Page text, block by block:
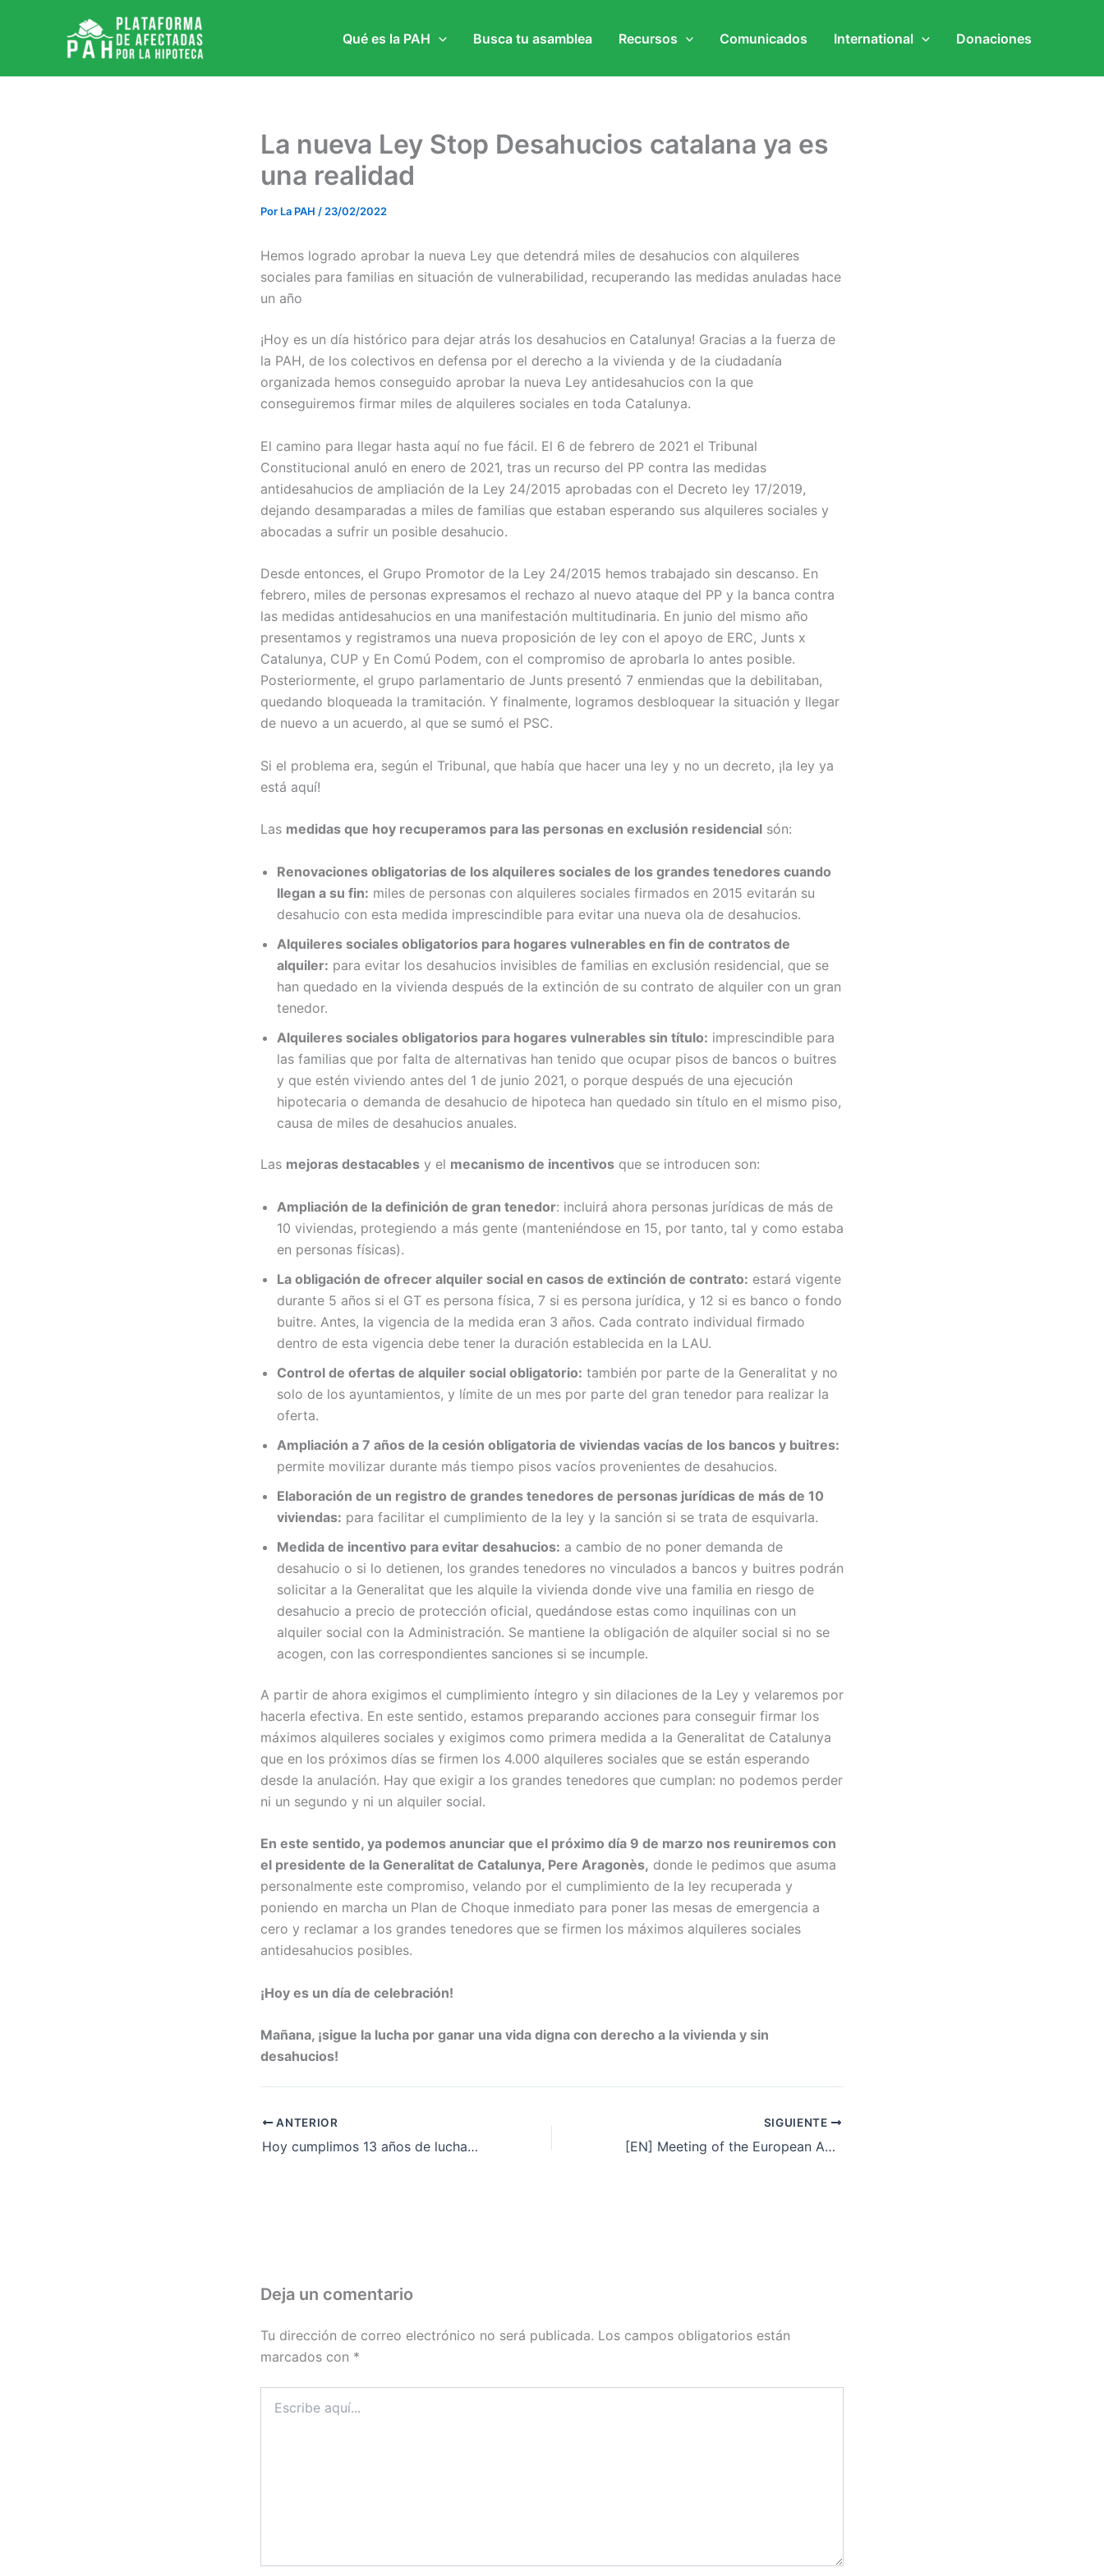
Qué es la PAH Busca tu asamblea Recursos Comunicados International Donaciones
La nueva Ley Stop Desahucios catalana ya es
una realidad
Por La PAH / 23/02/2022
Hemos logrado aprobar la nueva Ley que detendrá miles de desahucios con alquileres
sociales para familias en situación de vulnerabilidad, recuperando las medidas anuladas hace
un año
¡Hoy es un día histórico para dejar atrás los desahucios en Catalunya! Gracias a la fuerza de
la PAH, de los colectivos en defensa por el derecho a la vivienda y de la ciudadanía
organizada hemos conseguido aprobar la nueva Ley antidesahucios con la que
conseguiremos firmar miles de alquileres sociales en toda Catalunya.
El camino para llegar hasta aquí no fue fácil. El 6 de febrero de 2021 el Tribunal
Constitucional anuló en enero de 2021, tras un recurso del PP contra las medidas
antidesahucios de ampliación de la Ley 24/2015 aprobadas con el Decreto ley 17/2019,
dejando desamparadas a miles de familias que estaban esperando sus alquileres sociales y
abocadas a sufrir un posible desahucio.
Desde entonces, el Grupo Promotor de la Ley 24/2015 hemos trabajado sin descanso. En
febrero, miles de personas expresamos el rechazo al nuevo ataque del PP y la banca contra
las medidas antidesahucios en una manifestación multitudinaria. En junio del mismo año
presentamos y registramos una nueva proposición de ley con el apoyo de ERC, Junts x
Catalunya, CUP y En Comú Podem, con el compromiso de aprobarla lo antes posible.
Posteriormente, el grupo parlamentario de Junts presentó 7 enmiendas que la debilitaban,
quedando bloqueada la tramitación. Y finalmente, logramos desbloquear la situación y llegar
de nuevo a un acuerdo, al que se sumó el PSC.
Si el problema era, según el Tribunal, que había que hacer una ley y no un decreto, ¡la ley ya
está aquí!
Las medidas que hoy recuperamos para las personas en exclusión residencial són:
Renovaciones obligatorias de los alquileres sociales de los grandes tenedores cuando
llegan a su fin: miles de personas con alquileres sociales firmados en 2015 evitarán su
desahucio con esta medida imprescindible para evitar una nueva ola de desahucios.
Alquileres sociales obligatorios para hogares vulnerables en fin de contratos de
alquiler: para evitar los desahucios invisibles de familias en exclusión residencial, que se
han quedado en la vivienda después de la extinción de su contrato de alquiler con un gran
tenedor.
Alquileres sociales obligatorios para hogares vulnerables sin título: imprescindible para
las familias que por falta de alternativas han tenido que ocupar pisos de bancos o buitres
y que estén viviendo antes del 1 de junio 2021, o porque después de una ejecución
hipotecaria o demanda de desahucio de hipoteca han quedado sin título en el mismo piso,
causa de miles de desahucios anuales.
Las mejoras destacables y el mecanismo de incentivos que se introducen son:
Ampliación de la definición de gran tenedor: incluirá ahora personas jurídicas de más de
10 viviendas, protegiendo a más gente (manteniéndose en 15, por tanto, tal y como estaba
en personas físicas).
La obligación de ofrecer alquiler social en casos de extinción de contrato: estará vigente
durante 5 años si el GT es persona física, 7 si es persona jurídica, y 12 si es banco o fondo
buitre. Antes, la vigencia de la medida eran 3 años. Cada contrato individual firmado
dentro de esta vigencia debe tener la duración establecida en la LAU.
Control de ofertas de alquiler social obligatorio: también por parte de la Generalitat y no
solo de los ayuntamientos, y límite de un mes por parte del gran tenedor para realizar la
oferta.
Ampliación a 7 años de la cesión obligatoria de viviendas vacías de los bancos y buitres:
permite movilizar durante más tiempo pisos vacíos provenientes de desahucios.
Elaboración de un registro de grandes tenedores de personas jurídicas de más de 10
viviendas: para facilitar el cumplimiento de la ley y la sanción si se trata de esquivarla.
Medida de incentivo para evitar desahucios: a cambio de no poner demanda de
desahucio o si lo detienen, los grandes tenedores no vinculados a bancos y buitres podrán
solicitar a la Generalitat que les alquile la vivienda donde vive una familia en riesgo de
desahucio a precio de protección oficial, quedándose estas como inquilinas con un
alquiler social con la Administración. Se mantiene la obligación de alquiler social si no se
acogen, con las correspondientes sanciones si se incumple.
A partir de ahora exigimos el cumplimiento íntegro y sin dilaciones de la Ley y velaremos por
hacerla efectiva. En este sentido, estamos preparando acciones para conseguir firmar los
máximos alquileres sociales y exigimos como primera medida a la Generalitat de Catalunya
que en los próximos días se firmen los 4.000 alquileres sociales que se están esperando
desde la anulación. Hay que exigir a los grandes tenedores que cumplan: no podemos perder
ni un segundo y ni un alquiler social.
En este sentido, ya podemos anunciar que el próximo día 9 de marzo nos reuniremos con
el presidente de la Generalitat de Catalunya, Pere Aragonès, donde le pedimos que asuma
personalmente este compromiso, velando por el cumplimiento de la ley recuperada y
poniendo en marcha un Plan de Choque inmediato para poner las mesas de emergencia a
cero y reclamar a los grandes tenedores que se firmen los máximos alquileres sociales
antidesahucios posibles.
¡Hoy es un día de celebración!
Mañana, ¡sigue la lucha por ganar una vida digna con derecho a la vivienda y sin
desahucios!
ANTERIOR
Hoy cumplimos 13 años de lucha colectiva y dignidad
SIGUIENTE
[EN] Meeting of the European Action Coalition for the Right to Housing and the Right to the City￼
Deja un comentario
Tu dirección de correo electrónico no será publicada. Los campos obligatorios están
marcados con *
aquí...